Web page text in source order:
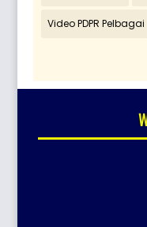
Video PDPR Pelbagai